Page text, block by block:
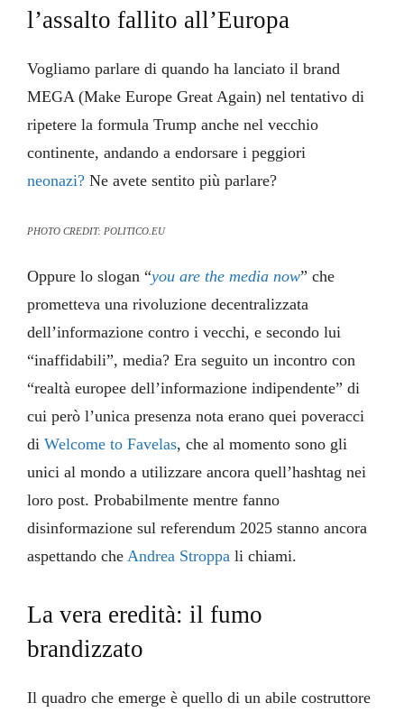
l’assalto fallito all’Europa
Vogliamo parlare di quando ha lanciato il brand
MEGA (Make Europe Great Again) nel tentativo di
ripetere la formula Trump anche nel vecchio
continente, andando a endorsare i peggiori
neonazi? Ne avete sentito più parlare?
PHOTO CREDIT: POLITICO.EU
Oppure lo slogan “you are the media now” che
prometteva una rivoluzione decentralizzata
dell’informazione contro i vecchi, e secondo lui
“inaffidabili”, media? Era seguito un incontro con
“realtà europee dell’informazione indipendente” di
cui però l’unica presenza nota erano quei poveracci
diWelcome to Favelas, che al momento sono gli
unici al mondo a utilizzare ancora quell’hashtag nei
loro post. Probabilmente mentre fanno
disinformazione sul referendum 2025 stanno ancora
aspettando che Andrea Stroppa li chiami.
La vera eredità: il fumo
brandizzato
Il quadro che emerge è quello di un abile costruttore